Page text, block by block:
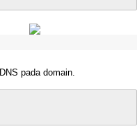
DNS pada domain